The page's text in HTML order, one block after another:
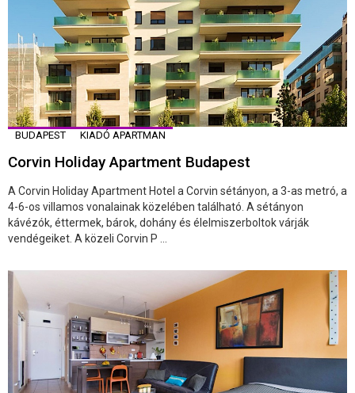
BUDAPEST KIADÓ APARTMAN
Corvin Holiday Apartment Budapest
A Corvin Holiday Apartment Hotel a Corvin sétányon, a 3-as metró, a
4-6-os villamos vonalainak közelében található. A sétányon
kávézók, éttermek, bárok, dohány és élelmiszerboltok várják
vendégeiket. A közeli Corvin P ...